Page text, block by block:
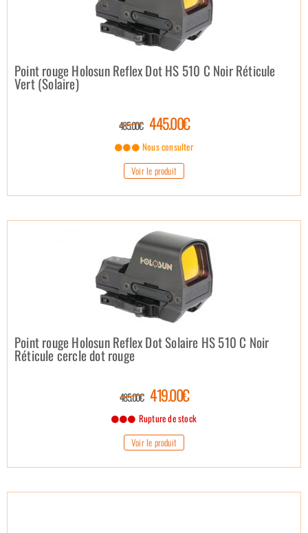
Point rouge Holosun Reflex Dot HS 510 C Noir Réticule
Vert (Solaire)
485.00€ 445.00€
Nous consulter
Voir le produit
Point rouge Holosun Reflex Dot Solaire HS 510 C Noir
Réticule cercle dot rouge
485.00€ 419.00€
Rupture de stock
Voir le produit